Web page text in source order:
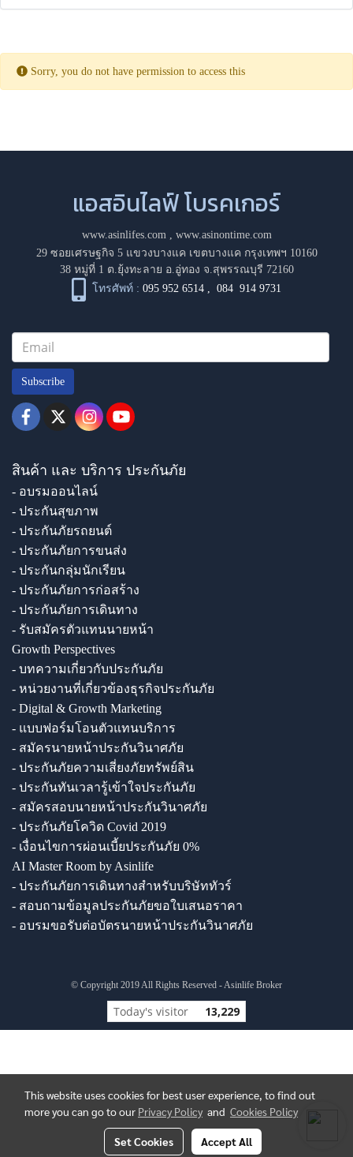
Sorry, you do not have permission to access this
แอสอินไลฟ์ โบรคเกอร์
www.asinlifes.com, www.asinontime.com
29 ซอยเศรษฐกิจ 5 แขวงบางแค เขตบางแค กรุงเทพฯ 10160
38 หมู่ที่ 1 ต.ยุ้งทะลาย อ.อู่ทอง จ.สุพรรณบุรี 72160
โทรศัพท์ : 095 952 6514 ,084 914 9731
Subscribe
สินค้า และ บริการ ประกันภัย
- อบรมออนไลน์
- ประกันสุขภาพ
- ประกันภัยรถยนต์
- ประกันภัยการขนส่ง
- ประกันกลุ่มนักเรียน
- ประกันภัยการก่อสร้าง
- ประกันภัยการเดินทาง
- รับสมัครตัวแทนนายหน้า
Growth Perspectives
- บทความเกี่ยวกับประกันภัย
- หน่วยงานที่เกี่ยวข้องธุรกิจประกันภัย
- Digital & Growth Marketing
- แบบฟอร์มโอนตัวแทนบริการ
- สมัครนายหน้าประกันวินาศภัย
- ประกันภัยความเสี่ยงภัยทรัพย์สิน
- ประกันทันเวลารู้เข้าใจประกันภัย
- สมัครสอบนายหน้าประกันวินาศภัย
- ประกันภัยโควิด Covid 2019
- เงื่อนไขการผ่อนเบี้ยประกันภัย 0%
AI Master Room by Asinlife
- ประกันภัยการเดินทางสำหรับบริษัททัวร์
- สอบถามข้อมูลประกันภัยขอใบเสนอราคา
- อบรมขอรับต่อบัตรนายหน้าประกันวินาศภัย
© Copyright 2019 All Rights Reserved - Asinlife Broker
Today's visitor 13,229
This website uses cookies for best user experience, to find out
more you can go to our Privacy Policy and Cookies Policy
Set Cookies Accept All